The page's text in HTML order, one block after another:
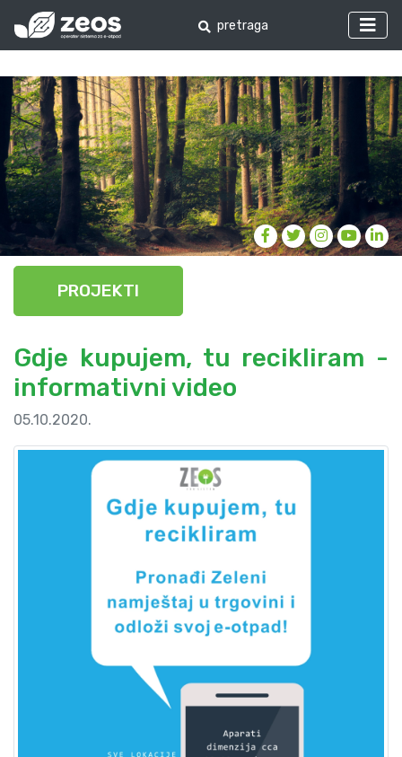
PROJEKTI
Gdje kupujem, tu recikliram -
informativni video
05.10.2020.